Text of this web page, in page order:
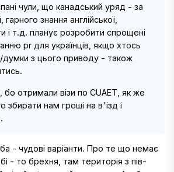
пані чули, що канадський уряд - за
гарного знання англійської,
і т.д. планує розробити спрощені
pr для українців, якщо хтось
з цього приводу - також
отримали візи по CUAET, як же
збирати нам гроші на в'їзд і
- чудові варіанти. Про те що немає
- то брехня, там територія з пів-